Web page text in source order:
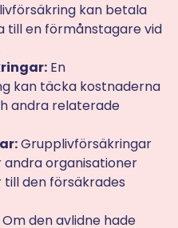
kan betala
till en förmånstagare vid
En
kan täcka kostnaderna
andra relaterade
Grupplivförsäkringar
organisationer
den försäkrades
Om den avlidne hade